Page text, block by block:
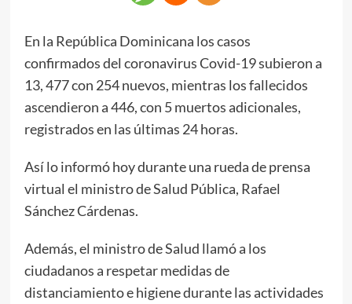
En la República Dominicana los casos
confirmados del coronavirus Covid-19 subieron a
13, 477 con 254 nuevos, mientras los fallecidos
ascendieron a 446, con 5 muertos adicionales,
registrados en las últimas 24 horas.
Así lo informó hoy durante una rueda de prensa
virtual el ministro de Salud Pública, Rafael
Sánchez Cárdenas.
Además, el ministro de Salud llamó a los
ciudadanos a respetar medidas de
distanciamiento e higiene durante las actividades